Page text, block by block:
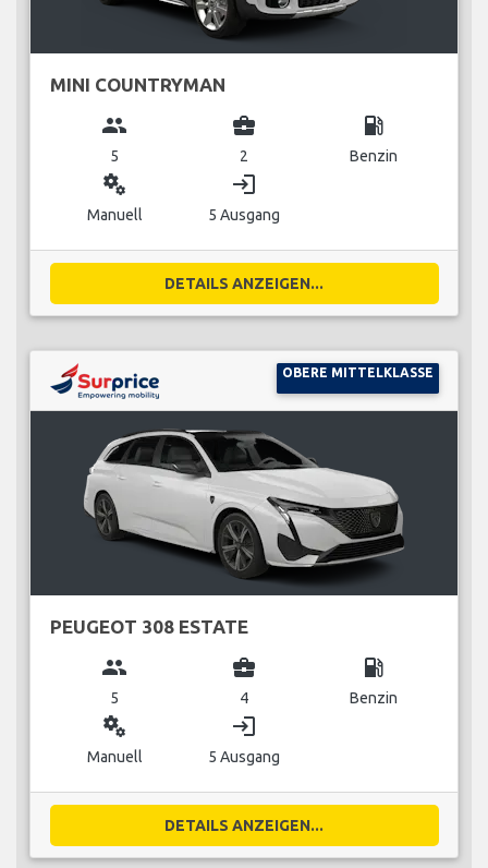
MINI COUNTRYMAN
group
5
business_center
2
local_gas_station
Benzin
miscellaneous_services
Manuell
login
5 Ausgang
DETAILS ANZEIGEN...
OBERE MITTELKLASSE
PEUGEOT 308 ESTATE
group
5
business_center
4
local_gas_station
Benzin
miscellaneous_services
Manuell
login
5 Ausgang
DETAILS ANZEIGEN...